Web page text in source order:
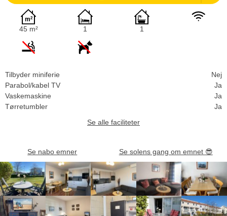
45 m² 1 1
Tilbyder miniferie
Nej
Parabol/kabel TV
Ja
Vaskemaskine
Ja
Tørretumbler
Ja
Se alle faciliteter
Se nabo emner Se solens gang om emnet 😎